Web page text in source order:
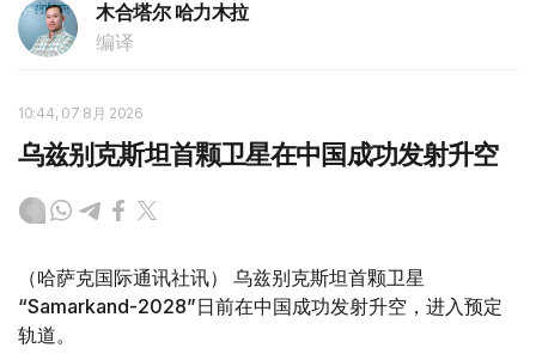
木合塔尔 哈力木拉
编译
10:44, 07 8月 2026
乌兹别克斯坦首颗卫星在中国成功发射升空
（哈萨克国际通讯社讯） 乌兹别克斯坦首颗卫星
“Samarkand-2028”日前在中国成功发射升空，进入预定
轨道。